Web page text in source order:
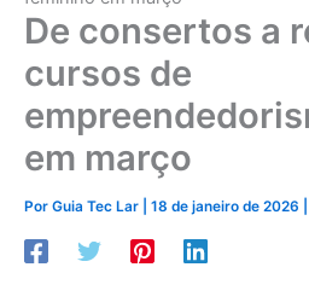
De consertos a
cursos de
em março
Por Guia Tec Lar 18 de janeiro de 2026